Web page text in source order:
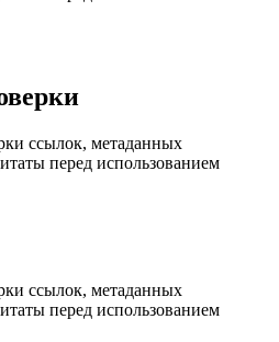
ссылок, метаданных
перед использованием
ссылок, метаданных
перед использованием